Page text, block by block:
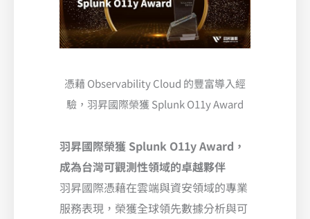
憑藉 Observability Cloud 的豐富導入經
驗，羽昇國際榮獲 Splunk O11y Award
羽昇國際榮獲 Splunk O11y Award，
成為台灣可觀測性領域的卓越夥伴
羽昇國際憑藉在雲端與資安領域的專業
服務表現，榮獲全球領先數據分析與可